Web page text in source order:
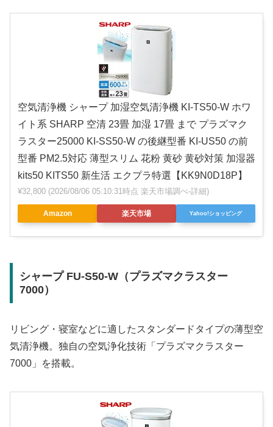
空気清浄機 シャープ 加湿空気清浄機 KI-TS50-W ホワ
イト系 SHARP 空清 23畳 加湿 17畳 まで プラズマク
ラスター25000 KI-SS50-W の後継型番 KI-US50 の前
型番 PM2.5対応 薄型スリム 花粉 黄砂 黄砂対策 加湿器
kits50 KITS50 新生活 エクプラ特選【KK9N0D18P】
¥32,800 (2026/08/06 05:10:31時点 楽天市場調べ-詳細)
Amazon 楽天市場 Yahoo!ショッピング
シャープ FU-S50-W（プラズマクラスター
7000）
リビング・寝室などに適したスタンダードタイプの薄型空
気清浄機。独自の空気浄化技術「プラズマクラスター
7000」を搭載。